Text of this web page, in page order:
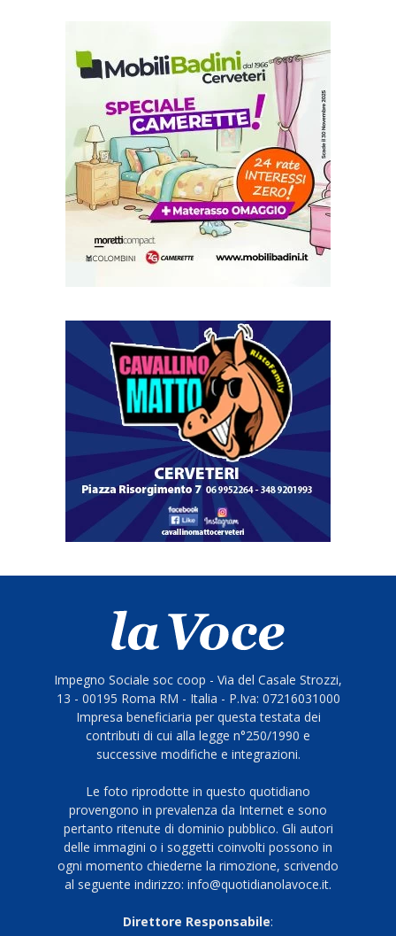
Impegno Sociale soc coop - Via del Casale Strozzi,
13 - 00195 Roma RM - Italia - P.Iva: 07216031000
Impresa beneficiaria per questa testata dei
contributi di cui alla legge n°250/1990 e
successive modifiche e integrazioni.
Le foto riprodotte in questo quotidiano
provengono in prevalenza da Internet e sono
pertanto ritenute di dominio pubblico. Gli autori
delle immagini o i soggetti coinvolti possono in
ogni momento chiederne la rimozione, scrivendo
al seguente indirizzo: info@quotidianolavoce.it.
Direttore Responsabile: